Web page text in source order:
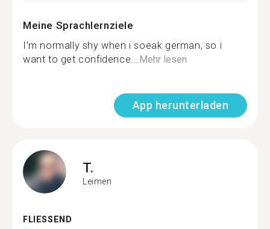
Meine Sprachlernziele
I'm normally shy when i soeak german, so i
want to get confidence...Mehr lesen
App herunterladen
T.
Leimen
FLIESSEND